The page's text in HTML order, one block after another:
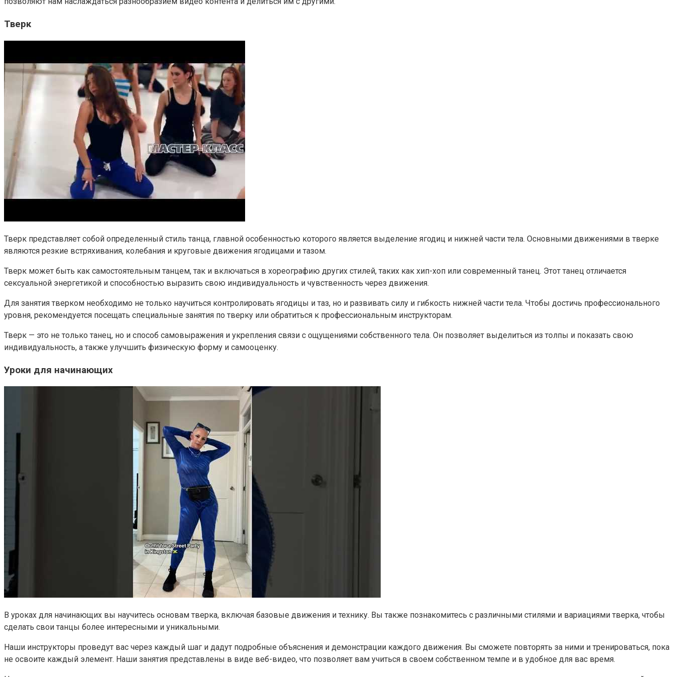
Тверк
Тверк представляет собой определенный стиль танца, главной особенностью которого является выделение ягодиц и нижней части тела. Основными движениями в тверке
являются резкие встряхивания, колебания и круговые движения ягодицами и тазом.
Тверк может быть как самостоятельным танцем, так и включаться в хореографию других стилей, таких как хип-хоп или современный танец. Этот танец отличается
сексуальной энергетикой и способностью выразить свою индивидуальность и чувственность через движения.
Для занятия тверком необходимо не только научиться контролировать ягодицы и таз, но и развивать силу и гибкость нижней части тела. Чтобы достичь профессионального
уровня, рекомендуется посещать специальные занятия по тверку или обратиться к профессиональным инструкторам.
Тверк — это не только танец, но и способ самовыражения и укрепления связи с ощущениями собственного тела. Он позволяет выделиться из толпы и показать свою
индивидуальность, а также улучшить физическую форму и самооценку.
Уроки для начинающих
В уроках для начинающих вы научитесь основам тверка, включая базовые движения и технику. Вы также познакомитесь с различными стилями и вариациями тверка, чтобы
сделать свои танцы более интересными и уникальными.
Наши инструкторы проведут вас через каждый шаг и дадут подробные объяснения и демонстрации каждого движения. Вы сможете повторять за ними и тренироваться, пока
не освоите каждый элемент. Наши занятия представлены в виде веб-видео, что позволяет вам учиться в своем собственном темпе и в удобное для вас время.